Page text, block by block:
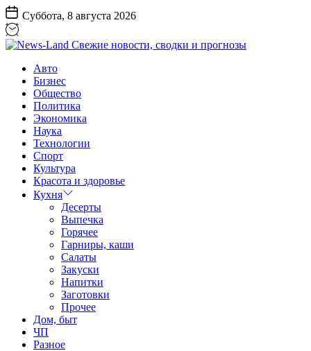
Перейти
к
содержанию
Суббота, 8 августа 2026
Land
Свежие
новости,
сводки
прогнозы
Авто
Бизнес
Общество
Политика
Экономика
Наука
Технологии
Спорт
Культура
Красота и здоровье
Кухня
Десерты
Выпечка
Горячее
Гарниры, каши
Салаты
Закуски
Напитки
Заготовки
Прочее
Дом, быт
ЧП
Разное